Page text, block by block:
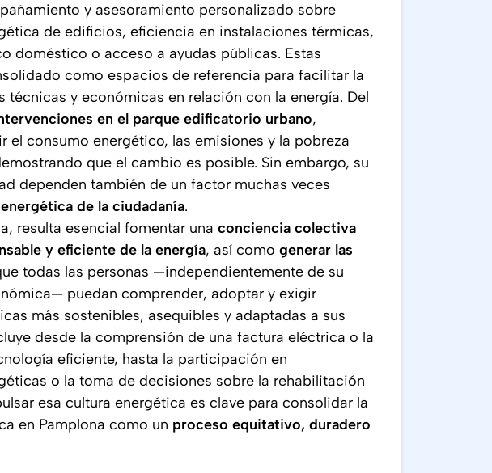
y asesoramiento personalizado sobre
de edificios, eficiencia en instalaciones térmicas,
doméstico o acceso a ayudas públicas. Estas
como espacios de referencia para facilitar la
técnicas y económicas en relación con la energía. Del
en el parque edificatorio urbano,
el consumo energético, las emisiones y la pobreza
que el cambio es posible. Sin embargo, su
dependen también de un factor muchas veces
de la ciudadanía.
resulta esencial fomentar una conciencia colectiva
y eficiente de la energía, así como generar las
todas las personas —independientemente de su
puedan comprender, adoptar y exigir
más sostenibles, asequibles y adaptadas a sus
desde la comprensión de una factura eléctrica o la
eficiente, hasta la participación en
o la toma de decisiones sobre la rehabilitación
esa cultura energética es clave para consolidar la
en Pamplona como un proceso equitativo, duradero